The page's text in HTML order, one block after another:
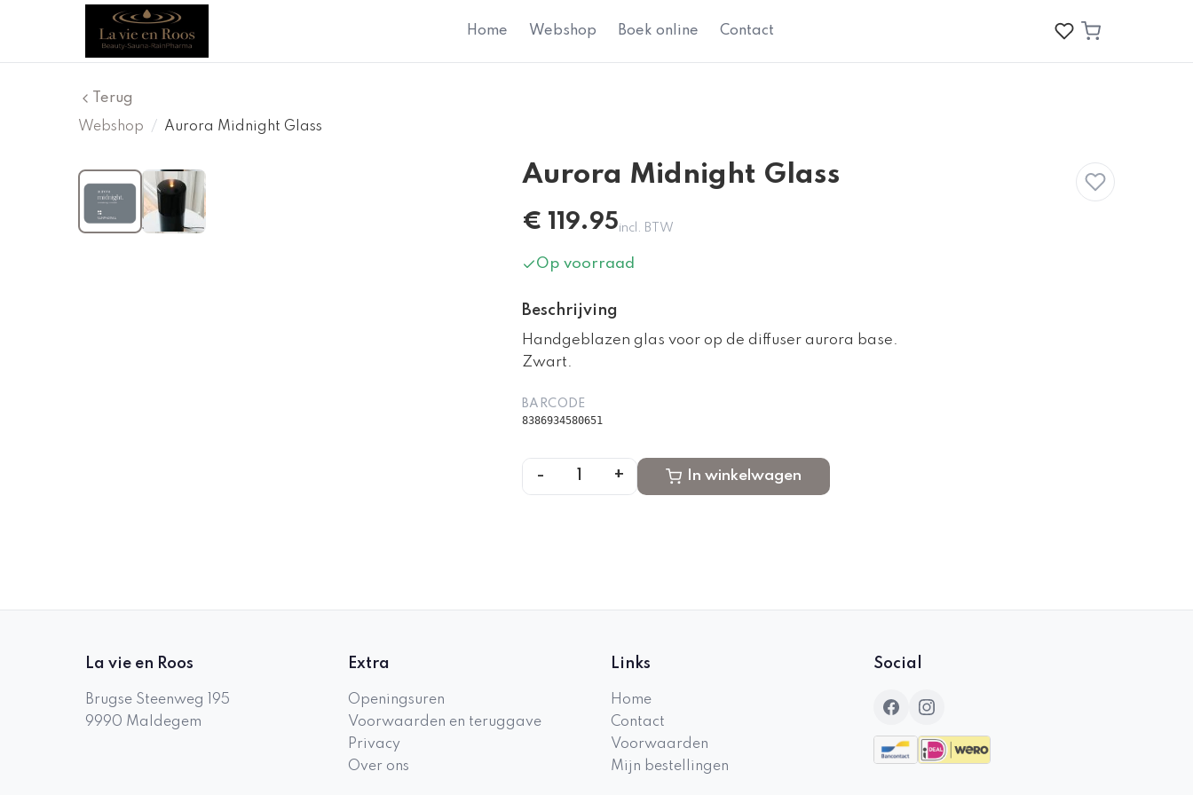
Home Webshop Boek online Contact
Terug
Webshop
/ Aurora Midnight Glass
Aurora Midnight Glass
€ 119.95incl. BTW
Op voorraad
Beschrijving
Handgeblazen glas voor op de diffuser aurora base.
Zwart.
BARCODE
8386934580651
- + In winkelwagen
La vie en Roos
Brugse Steenweg 195
9990 Maldegem
Extra
Openingsuren
Voorwaarden en teruggave
Privacy
Over ons
Links
Home
Contact
Voorwaarden
Mijn bestellingen
Social